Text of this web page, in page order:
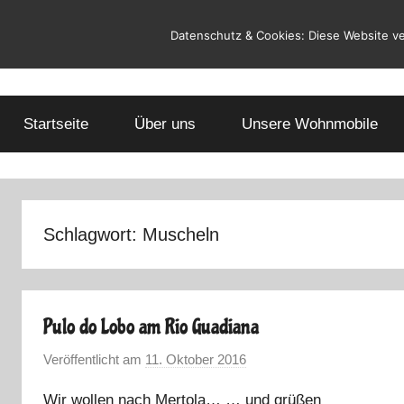
springen
Startseite Über uns Unsere Wohnmobile
Schlagwort: Muscheln
Pulo do Lobo am Rio Guadiana
Veröffentlicht am 11. Oktober 2016
Wir wollen nach Mertola… … und grüßen
Datenschutz & Cookies: Diese Website